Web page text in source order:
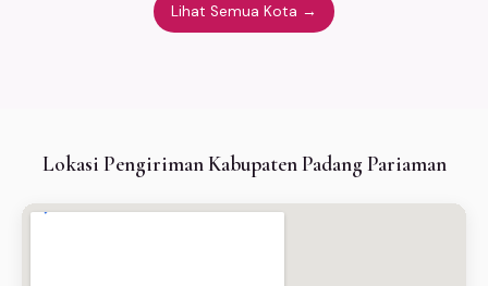
Lihat Semua Kota →
Lokasi Pengiriman Kabupaten Padang Pariaman